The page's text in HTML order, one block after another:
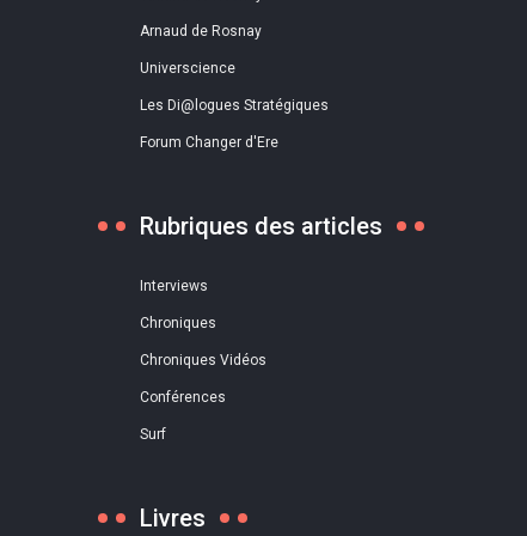
Arnaud de Rosnay
Universcience
Les Di@logues Stratégiques
Forum Changer d'Ere
Rubriques des articles
Interviews
Chroniques
Chroniques Vidéos
Conférences
Surf
Livres